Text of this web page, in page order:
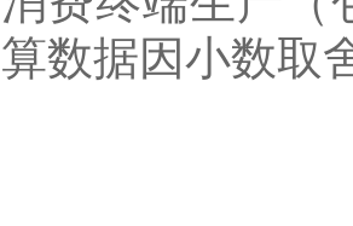
算数据因小数取